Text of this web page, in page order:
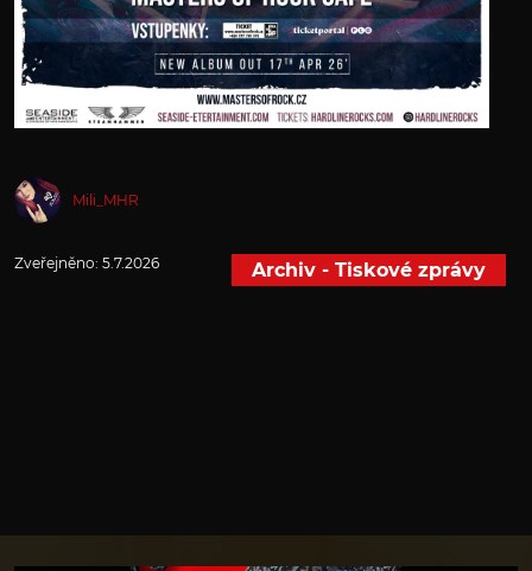
Mili_MHR
Zveřejněno: 5.7.2026 Archiv - Tiskové zprávy